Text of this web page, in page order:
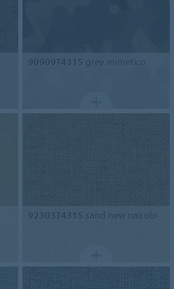
90909T4315 grey mimetico
92303T4315 sand new nairobi